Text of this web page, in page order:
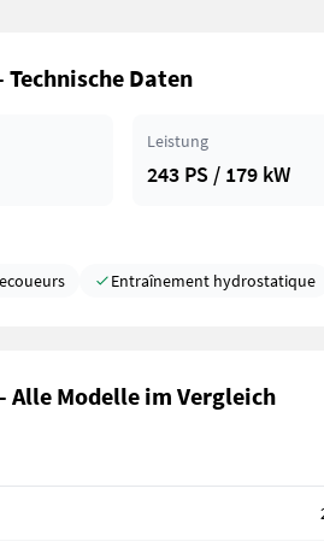
Technische Daten
Leistung
243 PS / 179 kW
Entraînement hydrostatique
Alle Modelle im Vergleich